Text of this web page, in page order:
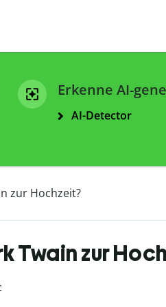
Erkenne AI-
AI-Detector
zur Hochzeit?
Twain zur